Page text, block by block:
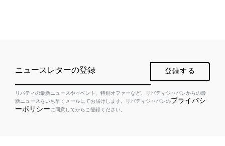
ニュースレターの登録 登録する
リバティの最新ニュースやイベント、特別オファーなど、リバティジャパンからの最
新ニュースをいち早くメールにてお届けします。リバティジャパンのプライバシ
ーポリシーに同意してからご登録ください。